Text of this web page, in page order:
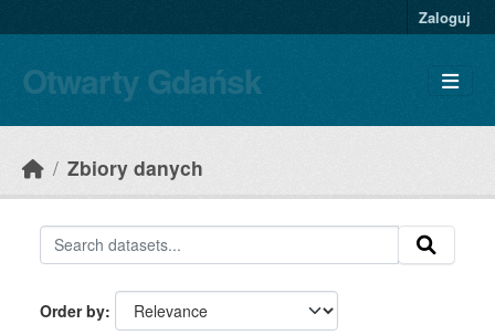
Zaloguj
Otwarty Gdańsk
Zbiory danych
Order by